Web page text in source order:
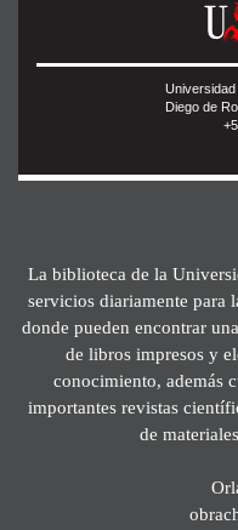
Diego de
La biblioteca de la
servicios diariamente para
donde pueden encontrar
de libros impresos y
conocimiento, además
importantes revistas
de